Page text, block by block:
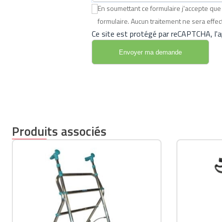
En soumettant ce formulaire j'accepte
formulaire. Aucun traitement ne sera
Ce site est protégé par reCAPTCHA,
Produits associés